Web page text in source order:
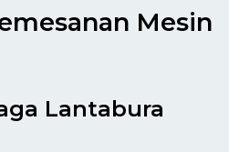
Mesin
Lantabura